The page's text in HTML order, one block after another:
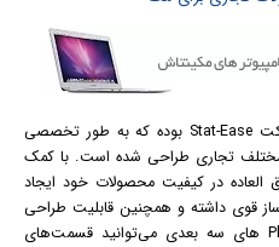
محصول قدرتمند شرکت Stat-Ease بوده که به طور تخصصی
تجاری طراحی شده است. با کمک
در کیفیت محصولات خود ایجاد
ساز قوی داشته و همچنین قابلیت طراحی
دو بعدی را نیز داراست، به کمک Plot های سه بعدی می‌توانید قسمت‌های